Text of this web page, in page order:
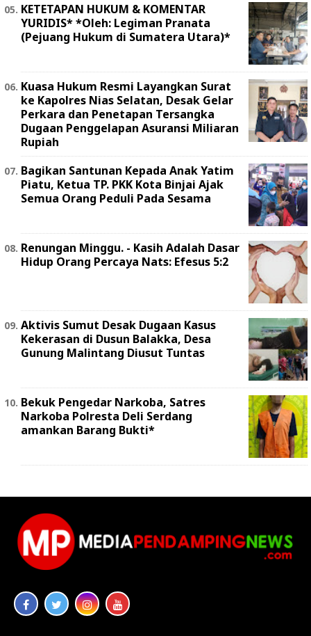
KETETAPAN HUKUM & KOMENTAR
YURIDIS* *Oleh: Legiman Pranata
(Pejuang Hukum di Sumatera Utara)*
Kuasa Hukum Resmi Layangkan Surat
ke Kapolres Nias Selatan, Desak Gelar
Perkara dan Penetapan Tersangka
Dugaan Penggelapan Asuransi Miliaran
Rupiah
Bagikan Santunan Kepada Anak Yatim
Piatu, Ketua TP. PKK Kota Binjai Ajak
Semua Orang Peduli Pada Sesama
Renungan Minggu. - Kasih Adalah Dasar
Hidup Orang Percaya Nats: Efesus 5:2
Aktivis Sumut Desak Dugaan Kasus
Kekerasan di Dusun Balakka, Desa
Gunung Malintang Diusut Tuntas
Bekuk Pengedar Narkoba, Satres
Narkoba Polresta Deli Serdang
amankan Barang Bukti*